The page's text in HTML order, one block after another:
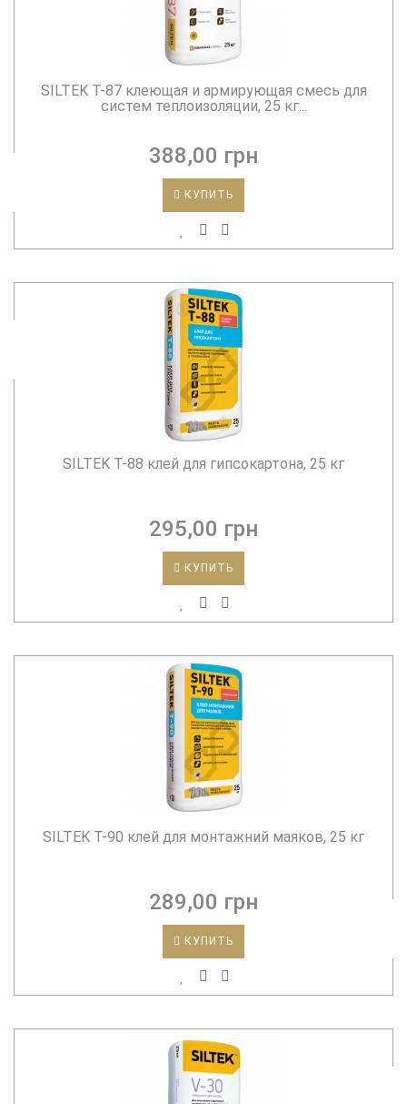
SILTEK T-87 клеющая и армирующая смесь для
систем теплоизоляции, 25 кг...
388,00 грн
КУПИТЬ
SILTEK T-88 клей для гипсокартона, 25 кг
295,00 грн
КУПИТЬ
SILTEK T-90 клей для монтажний маяков, 25 кг
289,00 грн
КУПИТЬ